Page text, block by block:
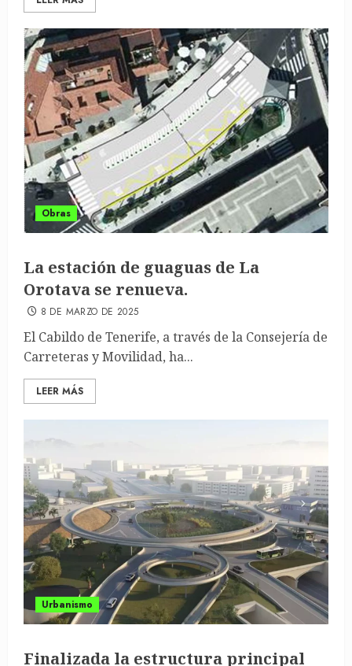
Obras
La estación de guaguas de La
Orotava se renueva.
8 DE MARZO DE 2025
El Cabildo de Tenerife, a través de la Consejería de
Carreteras y Movilidad, ha...
LEER MÁS
Urbanismo
Finalizada la estructura principal